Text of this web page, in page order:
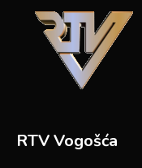
RTV Vogošća